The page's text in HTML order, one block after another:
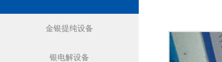
金银提纯设备
银电解设备